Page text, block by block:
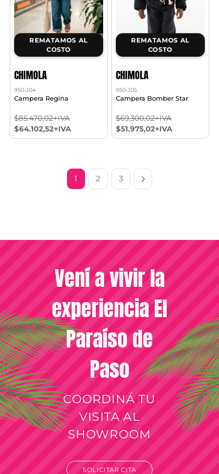
REMATAMOS AL
COSTO
CHIMOLA
950-J04
Campera Regina
$85.470,02+IVA
$64.102,52+IVA
REMATAMOS AL
COSTO
CHIMOLA
950-J05
Campera Bomber Star
$69.300,02+IVA
$51.975,02+IVA
1 2 3
Vení a vivir la
experiencia El
Paraíso de
Paso
COORDINÁ TU
VISITA AL
SHOWROOM
SOLICITAR CITA